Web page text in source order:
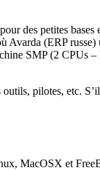
des petites
Avarda (ERP russe)
SMP (2
pilotes, etc.
MacOSX et